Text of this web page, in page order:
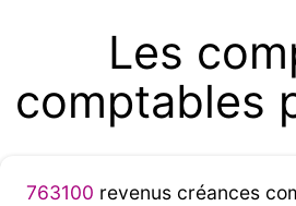
Les
comptables
763100 revenus créances